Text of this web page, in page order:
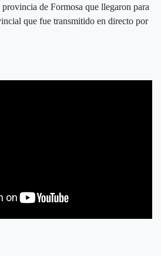
de Formosa que llegaron para
que fue transmitido en directo por